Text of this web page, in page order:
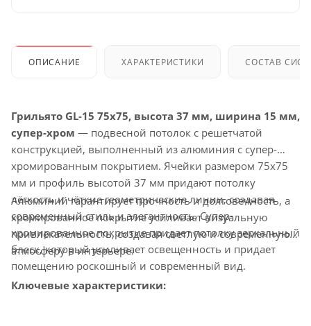
ОПИСАНИЕ ХАРАКТЕРИСТИКИ СОСТАВ
Грильято GL-15 75x75, высота 37 мм, ширина 15 мм,
супер-хром — подвесной потолок с решетчатой
конструкцией, выполненный из алюминия с супер-
хромированным покрытием. Ячейки размером 75x75
мм и профиль высотой 37 мм придают потолку
лёгкость и чёткие геометрические линии, создавая
современный стиль и элегантность. Супер-
хромированное покрытие придает потолку зеркальный
блеск, который усиливает освещенность и придает
помещению роскошный и современный вид.
Алюминий гарантирует прочность и долговечность, а
хромированное покрытие усиливает визуальную
привлекательность, создавая светлую и современную
атмосферу в интерьере.
Ключевые характеристики: